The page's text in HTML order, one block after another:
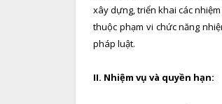
xây dựng, triển khai các
thuộc phạm vi chức năng
pháp luật.
II. Nhiệm vụ và quyền hạn: